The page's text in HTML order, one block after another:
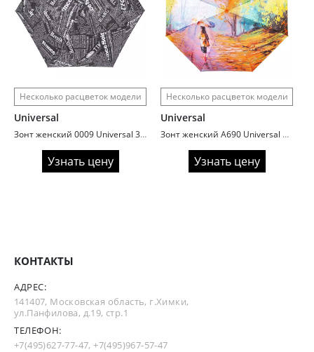
Несколько расцветок модели
Universal
Зонт женский 0009 Universal 3 сл с/а 6 спиц газета superlight
Узнать цену
Несколько расцветок модели
Universal
Зонт женский A690 Universal 3 сл с/а 8 спиц сатин painting
Узнать цену
КОНТАКТЫ
АДРЕС:
141407, Московская область, г.Химки,
ул.Панфилова, д.19, стр.1
ТЕЛЕФОН:
+7(495)627-77-47,+7(495)967-57-47